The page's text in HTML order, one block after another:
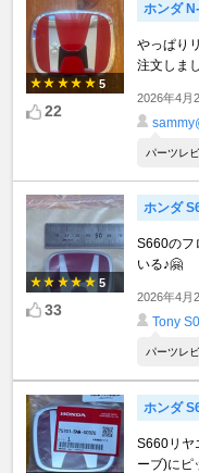
5
22
ホンダ
やっぱり
注文しま
2026年4月
パーツレ
5
33
ホンダ
S660のフ
いる♪🤗
2026年4月
Tony
パーツレ
ホンダ
S660リヤ
ーブ)にピ